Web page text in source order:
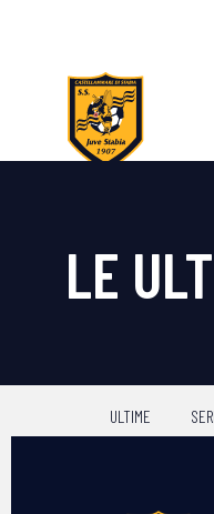
LE
ULTIME